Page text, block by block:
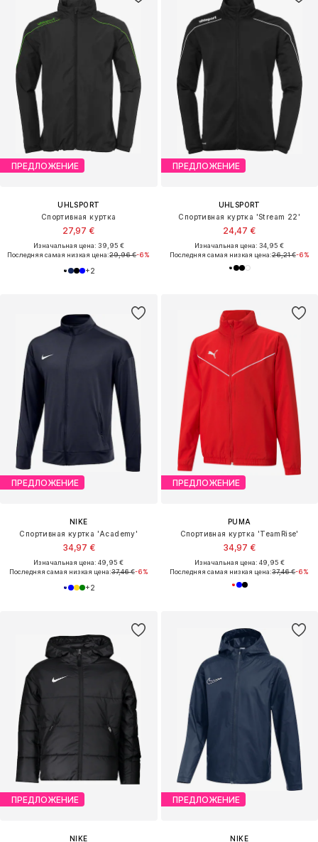
ПРЕДЛОЖЕНИЕ
UHLSPORT
Спортивная куртка
27,97 €
Изначальная цена: 39,95 €
Последняя самая низкая цена:29,96 €-6%
+2
ПРЕДЛОЖЕНИЕ
UHLSPORT
Спортивная куртка 'Stream 22'
24,47 €
Изначальная цена: 34,95 €
Последняя самая низкая цена:26,21 €-6%
ПРЕДЛОЖЕНИЕ
NIKE
Спортивная куртка 'Academy'
34,97 €
Изначальная цена: 49,95 €
Последняя самая низкая цена:37,46 €-6%
+2
ПРЕДЛОЖЕНИЕ
PUMA
Спортивная куртка 'TeamRise'
34,97 €
Изначальная цена: 49,95 €
Последняя самая низкая цена:37,46 €-6%
ПРЕДЛОЖЕНИЕ
NIKE
ПРЕДЛОЖЕНИЕ
NIKE